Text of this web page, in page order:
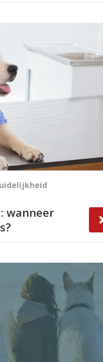
wanneer